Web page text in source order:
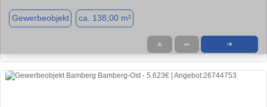
Gewerbeobjekt ca. 138,00 m²
★ ➦ ➜